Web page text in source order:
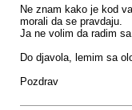
Ne znam kako je kod
morali da se pravdaju.
Ja ne volim da radim
Do djavola, lemim sa
Pozdrav